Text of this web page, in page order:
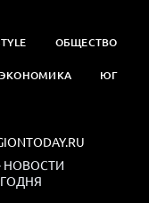
ОБЩЕСТВО
ЭКОНОМИКА ЮГ
НОВОСТИ